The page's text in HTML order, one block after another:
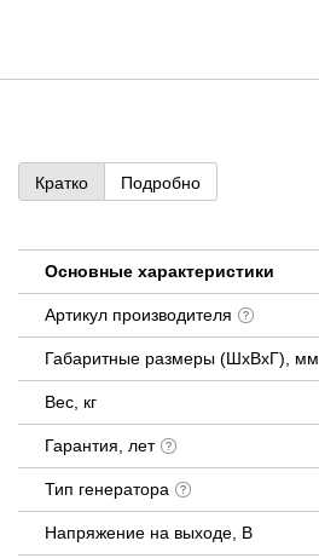
Кратко Подробно
Основные характеристики
Артикул производителя
Габаритные размеры (ШхВхГ), мм
Вес, кг
Гарантия, лет
Тип генератора
Напряжение на выходе, В